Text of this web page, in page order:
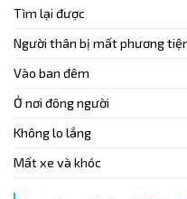
Tìm lại được
Người thân bị mất phương
Vào ban đêm
Ở nơi đông người
Không lo lắng
Mất xe và khóc